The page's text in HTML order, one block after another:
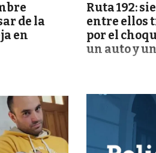
de la
en
Ruta 192:
entre ellos
por el
un auto y